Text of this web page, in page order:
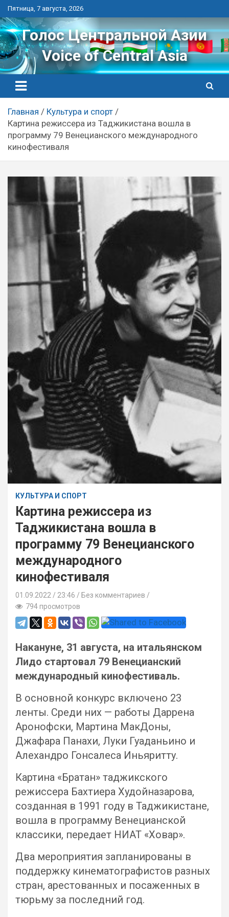
Перейти
к
контенту
Пятница, 7 августа, 2026
Голос Центральной Азии
Voice of Central Asia
Главная
Культура и спорт
Картина режиссера из Таджикистана вошла в
программу 79 Венецианского международного
кинофестиваля
КУЛЬТУРА И СПОРТ
Картина режиссера из
Таджикистана вошла в
программу 79 Венецианского
международного
кинофестиваля
01.09.2022 23:46 / Без комментариев
794 просмотров
Накануне, 31 августа, на итальянском
Лидо стартовал 79 Венецианский
международный кинофестиваль.
В основной конкурс включено 23
ленты. Среди них — работы Даррена
Аронофски, Мартина МакДоны,
Джафара Панахи, Луки Гуаданьино и
Алехандро Гонсалеса Иньяритту.
Картина «Братан» таджикского
режиссера Бахтиера Худойназарова,
созданная в 1991 году в Таджикистане,
вошла в программу Венецианской
классики, передает НИАТ «Ховар».
Два мероприятия запланированы в
поддержку кинематографистов разных
стран, арестованных и посаженных в
тюрьму за последний год.